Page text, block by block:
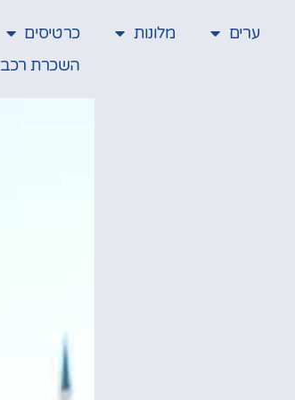
ערים מלונות כרטיסים
השכרת רכב